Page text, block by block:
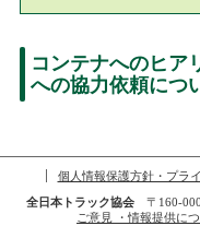
コンテナへのヒア
への協力依頼につ
個人情報保護方針・プラ
全日本トラック協会〒160-
ご意見 ・情報提供に